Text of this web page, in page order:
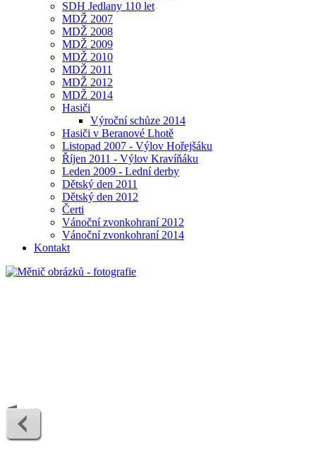
SDH Jedlany 110 let
MDŽ 2007
MDŽ 2008
MDŽ 2009
MDŽ 2010
MDŽ 2011
MDŽ 2012
MDŽ 2014
Hasiči
Výroční schůze 2014
Hasiči v Beranové Lhotě
Listopad 2007 - Výlov Hořejšáku
Říjen 2011 - Výlov Kravíňáku
Leden 2009 - Lední derby
Dětský den 2011
Dětský den 2012
Čerti
Vánoční zvonkohraní 2012
Vánoční zvonkohraní 2014
Kontakt